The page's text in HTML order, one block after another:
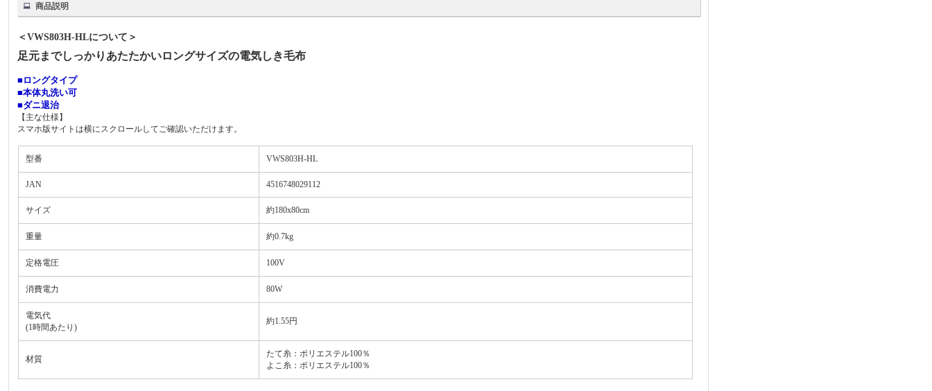
商品説明
＜VWS803H-HLについて＞
足元までしっかりあたたかいロングサイズの電気しき毛布
■ロングタイプ
■本体丸洗い可
■ダニ退治
【主な仕様】
スマホ版サイトは横にスクロールしてご確認いただけます。
型番 VWS803H-HL
JAN 4516748029112
サイズ 約180x80cm
重量 約0.7kg
定格電圧 100V
消費電力 80W
電気代
(1時間あたり)
約1.55円
材質
たて糸：ポリエステル100％
よこ糸：ポリエステル100％